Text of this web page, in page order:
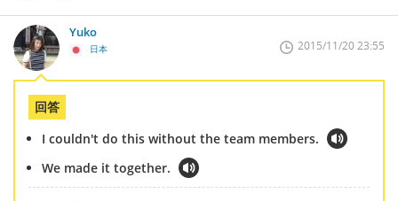
Yuko
日本 2015/11/20 23:55
回答
I couldn't do this without the team members.
We made it together.